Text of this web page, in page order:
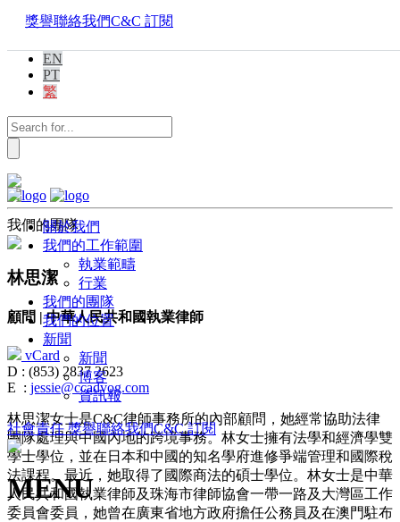
獎譽聯絡我們C&C 訂閱
EN
PT
繁
關於我們
我們的工作範圍
執業範疇
行業
我們的團隊
我們的位置
新聞
新聞
博客
資訊報
社會責任獎譽聯絡我們C&C 訂閱
MENU
我們的團隊
林思潔
顧問 | 中華人民共和國執業律師
vCard
D : (853) 2837 2623
E : jessie@ccadvog.com
林思潔女士是C&C律師事務所的內部顧問，她經常協助法律
團隊處理與中國內地的跨境事務。林女士擁有法學和經濟學雙
學士學位，並在日本和中國的知名學府進修爭端管理和國際稅
法課程。最近，她取得了國際商法的碩士學位。林女士是中華
人民共和國執業律師及珠海市律師協會一帶一路及大灣區工作
委員會委員，她曾在廣東省地方政府擔任公務員及在澳門駐布